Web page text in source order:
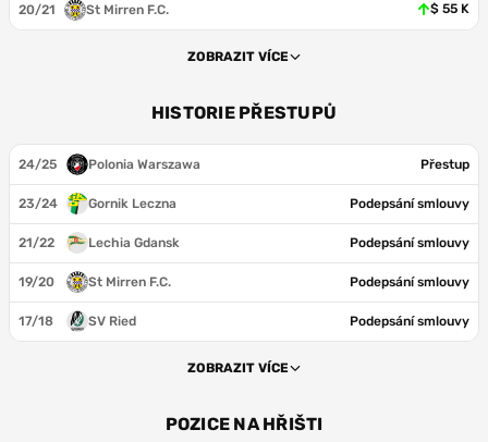
20/21 St Mirren F.C. $ 55 K
ZOBRAZIT VÍCE
HISTORIE PŘESTUPŮ
24/25 Polonia Warszawa Přestup
23/24 Gornik Leczna Podepsání smlouvy
21/22 Lechia Gdansk Podepsání smlouvy
19/20 St Mirren F.C. Podepsání smlouvy
17/18 SV Ried Podepsání smlouvy
ZOBRAZIT VÍCE
POZICE NA HŘIŠTI